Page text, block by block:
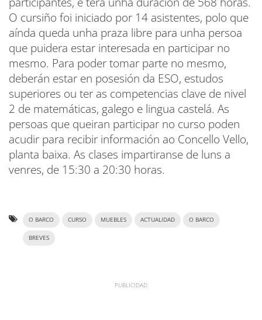
O cursiño foi iniciado por 14 asistentes, polo que
aínda queda unha praza libre para unha persoa
que puidera estar interesada en participar no
mesmo. Para poder tomar parte no mesmo,
deberán estar en posesión da ESO, estudos
superiores ou ter as competencias clave de nivel
2 de matemáticas, galego e lingua castelá. As
persoas que queiran participar no curso poden
acudir para recibir información ao Concello Vello,
planta baixa. As clases impartiranse de luns a
venres, de 15:30 a 20:30 horas.
O BARCO CURSO MUEBLES ACTUALIDAD O BARCO
BREVES